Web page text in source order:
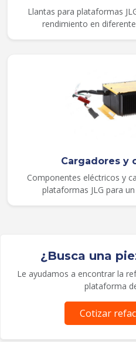
Llantas para plataformas
rendimiento en
Cargadores y
Componentes eléctricos y
plataformas JLG para
¿Busca una
Le ayudamos a encontrar la
plataforma
Cotizar